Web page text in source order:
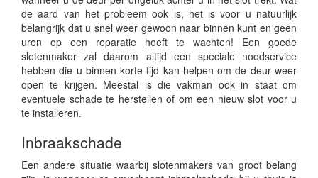
de aard van het probleem ook is, het is voor u natuurlijk
belangrijk dat u snel weer gewoon naar binnen kunt en geen
uren op een reparatie hoeft te wachten! Een goede
slotenmaker zal daarom altijd een speciale noodservice
hebben die u binnen korte tijd kan helpen om de deur weer
open te krijgen. Meestal is die vakman ook in staat om
eventuele schade te herstellen of om een nieuw slot voor u
te installeren.
Inbraakschade
Een andere situatie waarbij slotenmakers van groot belang